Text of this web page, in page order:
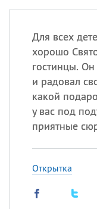
Для всех
хорошо
гостинцы.
и радовал
какой
у вас под
приятные
Открытка